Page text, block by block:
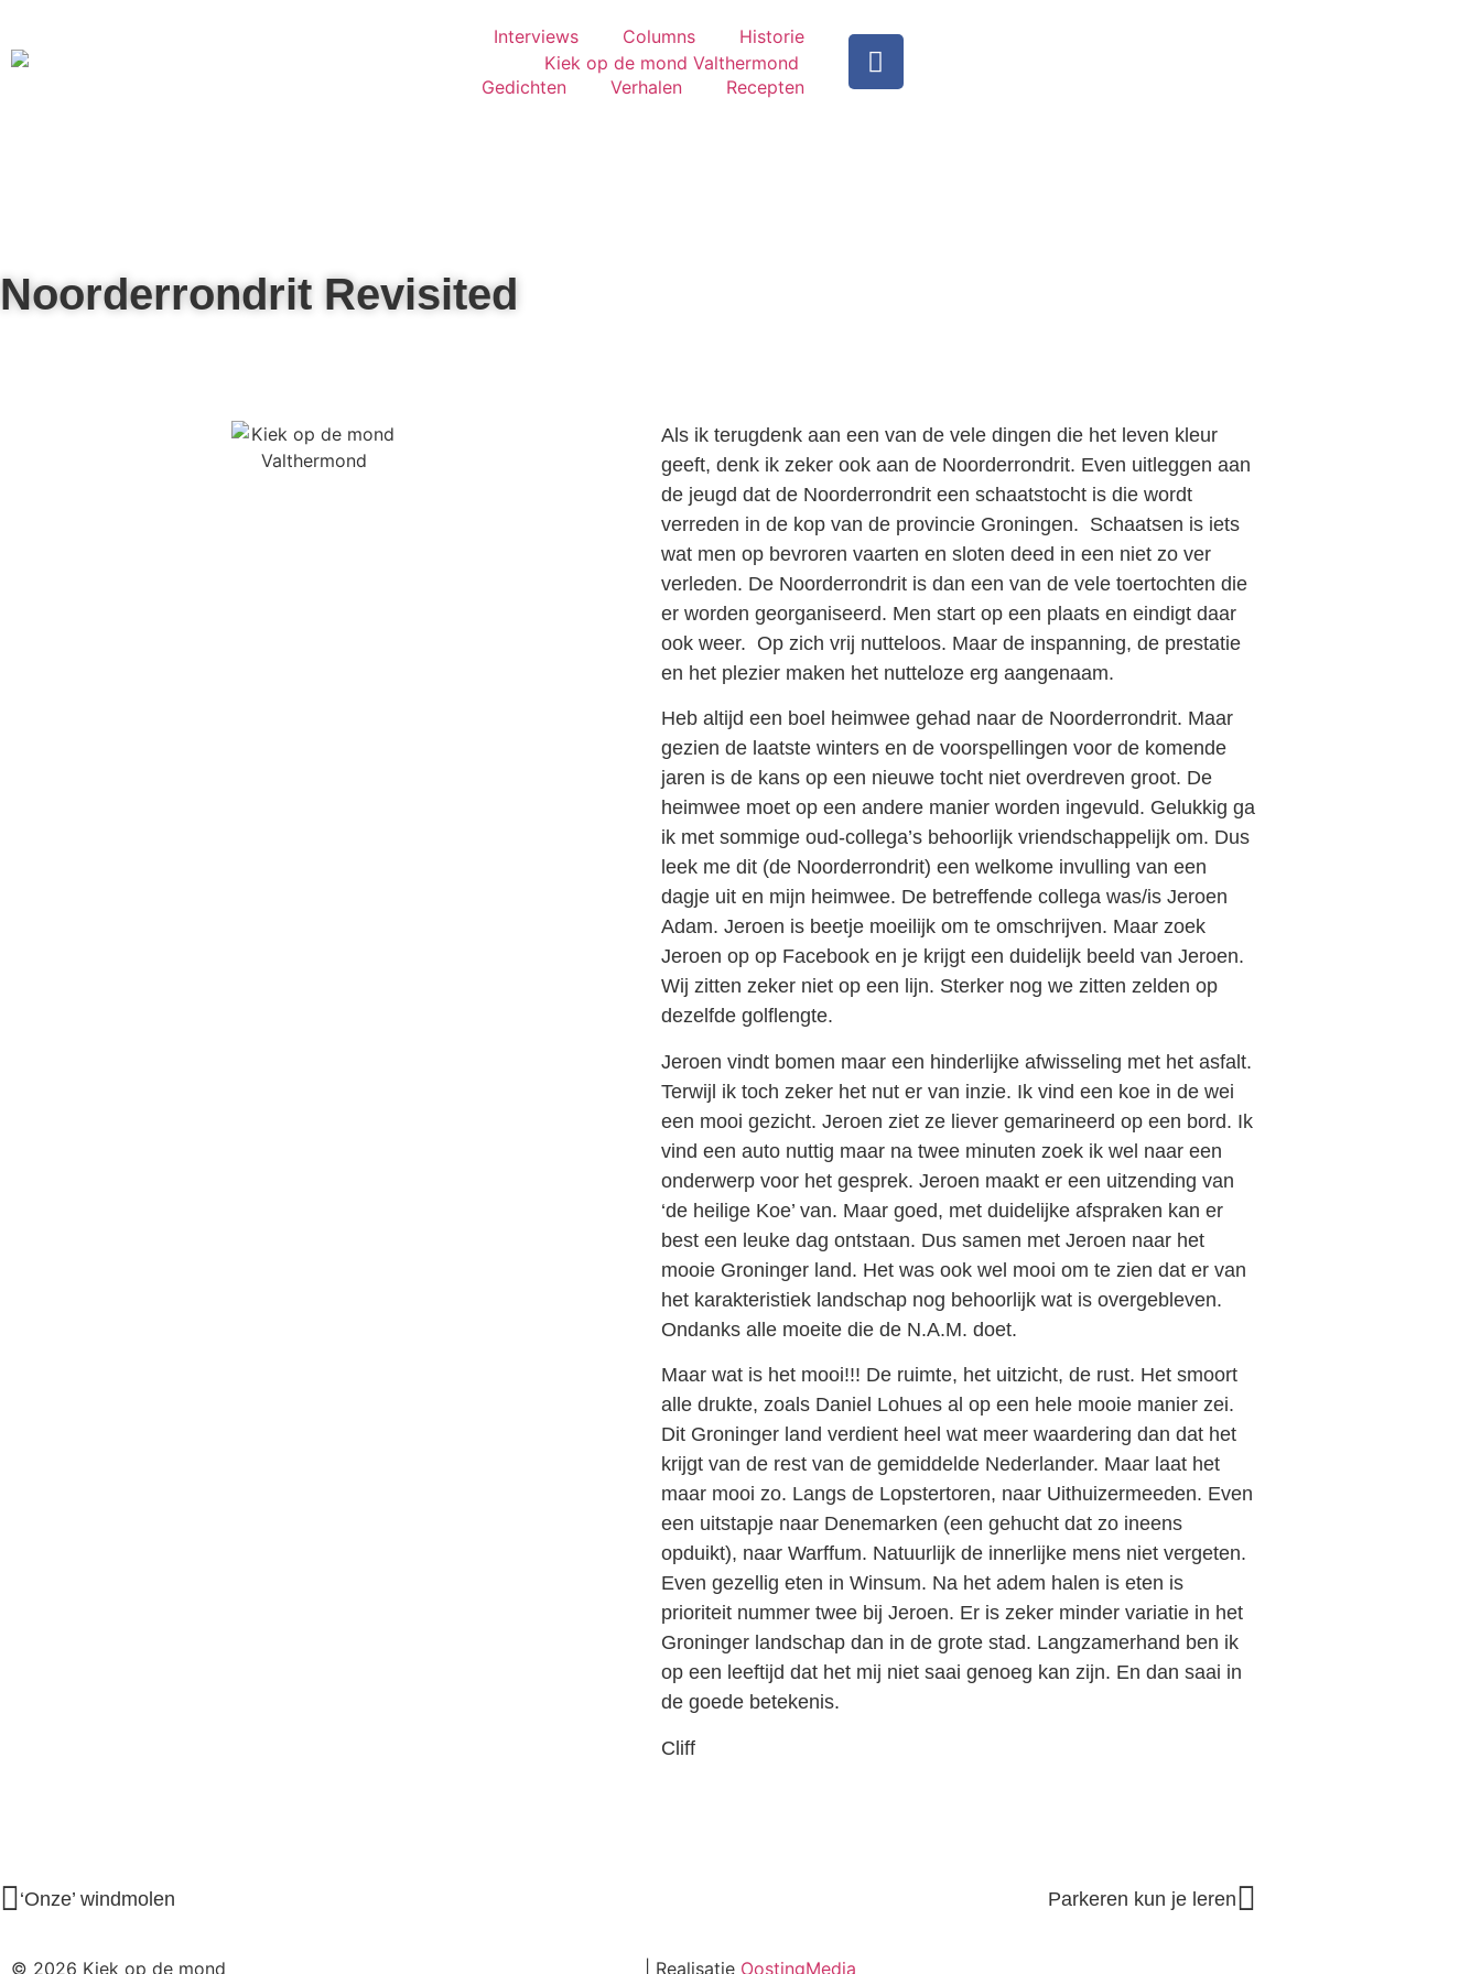
Interviews Columns Historie
Gedichten Verhalen Recepten
Noorderrondrit Revisited
Als ik terugdenk aan een van de vele dingen die het leven kleur
geeft, denk ik zeker ook aan de Noorderrondrit. Even uitleggen aan
de jeugd dat de Noorderrondrit een schaatstocht is die wordt
verreden in de kop van de provincie Groningen. Schaatsen is iets
wat men op bevroren vaarten en sloten deed in een niet zo ver
verleden. De Noorderrondrit is dan een van de vele toertochten die
er worden georganiseerd. Men start op een plaats en eindigt daar
ook weer. Op zich vrij nutteloos. Maar de inspanning, de prestatie
en het plezier maken het nutteloze erg aangenaam.
Heb altijd een boel heimwee gehad naar de Noorderrondrit. Maar
gezien de laatste winters en de voorspellingen voor de komende
jaren is de kans op een nieuwe tocht niet overdreven groot. De
heimwee moet op een andere manier worden ingevuld. Gelukkig ga
ik met sommige oud-collega’s behoorlijk vriendschappelijk om. Dus
leek me dit (de Noorderrondrit) een welkome invulling van een
dagje uit en mijn heimwee. De betreffende collega was/is Jeroen
Adam. Jeroen is beetje moeilijk om te omschrijven. Maar zoek
Jeroen op op Facebook en je krijgt een duidelijk beeld van Jeroen.
Wij zitten zeker niet op een lijn. Sterker nog we zitten zelden op
dezelfde golflengte.
Jeroen vindt bomen maar een hinderlijke afwisseling met het asfalt.
Terwijl ik toch zeker het nut er van inzie. Ik vind een koe in de wei
een mooi gezicht. Jeroen ziet ze liever gemarineerd op een bord. Ik
vind een auto nuttig maar na twee minuten zoek ik wel naar een
onderwerp voor het gesprek. Jeroen maakt er een uitzending van
‘de heilige Koe’ van. Maar goed, met duidelijke afspraken kan er
best een leuke dag ontstaan. Dus samen met Jeroen naar het
mooie Groninger land. Het was ook wel mooi om te zien dat er van
het karakteristiek landschap nog behoorlijk wat is overgebleven.
Ondanks alle moeite die de N.A.M. doet.
Maar wat is het mooi!!! De ruimte, het uitzicht, de rust. Het smoort
alle drukte, zoals Daniel Lohues al op een hele mooie manier zei.
Dit Groninger land verdient heel wat meer waardering dan dat het
krijgt van de rest van de gemiddelde Nederlander. Maar laat het
maar mooi zo. Langs de Lopstertoren, naar Uithuizermeeden. Even
een uitstapje naar Denemarken (een gehucht dat zo ineens
opduikt), naar Warffum. Natuurlijk de innerlijke mens niet vergeten.
Even gezellig eten in Winsum. Na het adem halen is eten is
prioriteit nummer twee bij Jeroen. Er is zeker minder variatie in het
Groninger landschap dan in de grote stad. Langzamerhand ben ik
op een leeftijd dat het mij niet saai genoeg kan zijn. En dan saai in
de goede betekenis.
Cliff
‘Onze’ windmolen Parkeren kun je leren
© 2026 Kiek op de mond | Realisatie OostingMedia